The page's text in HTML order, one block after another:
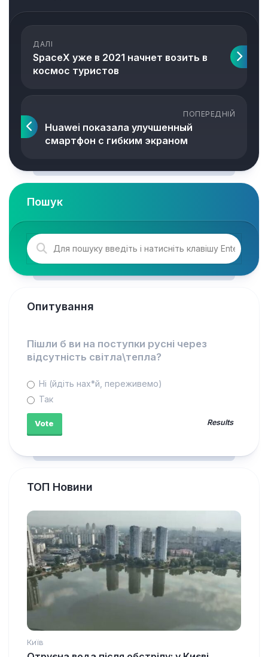
ДАЛІ
SpaceX уже в 2021 начнет возить в
космос туристов
ПОПЕРЕДНІЙ
Huawei показала улучшенный
смартфон с гибким экраном
Пошук
Опитування
Пішли б ви на поступки русні через
відсутність світла\тепла?
Ні (йдіть нах*й, переживемо)
Так
Results
ТОП Новини
Київ